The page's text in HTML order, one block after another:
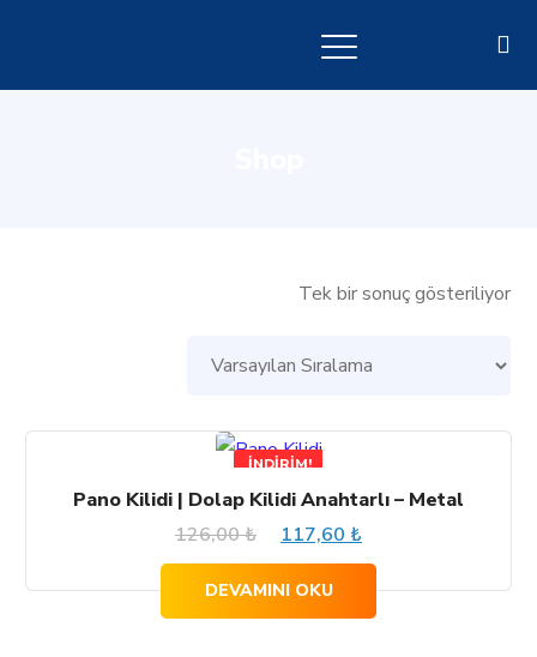
Tek bir sonuç gösteriliyor
İNDIRIM!
Pano Kilidi | Dolap Kilidi Anahtarlı – Metal
126,00₺
Orijinal
126,00 ₺.
117,60 ₺
andaki
fiyat:
DEVAMINI OKU